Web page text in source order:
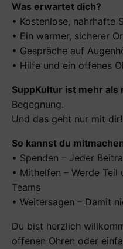
Was erwartet dich?
• Kostenlose, nahrhafte
• Ein warmer, sicherer
• Gespräche auf
• Hilfe und ein offenes
SuppKultur ist mehr als
Begegnung.
Und das geht nur mit dir!
So kannst du
• Spenden – Jeder
• Mithelfen – Werde Teil
Teams
• Weitersagen – Damit
Du bist herzlich
offenen Ohren oder